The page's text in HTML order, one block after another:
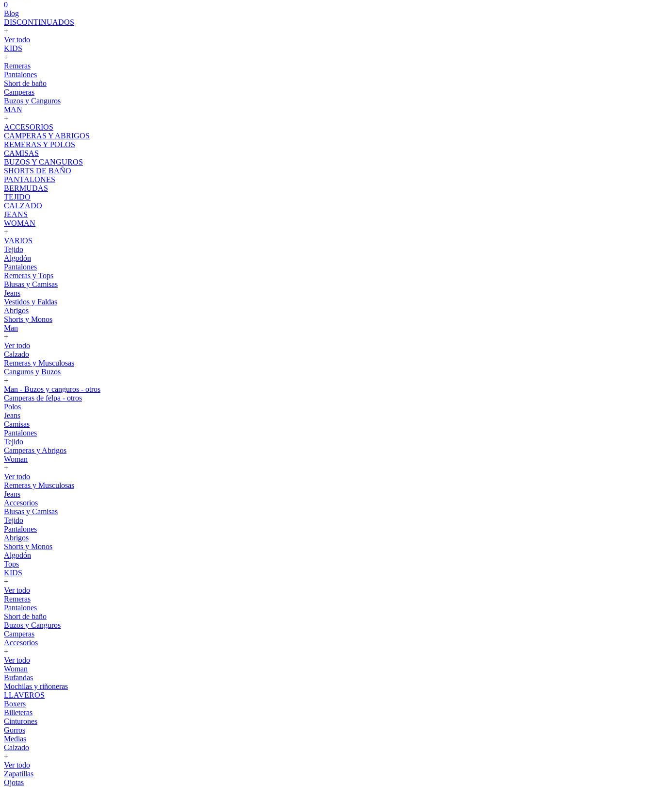
0
Blog
DISCONTINUADOS
+
Ver todo
KIDS
+
Remeras
Pantalones
Short de baño
Camperas
Buzos y Canguros
MAN
+
ACCESORIOS
CAMPERAS Y ABRIGOS
REMERAS Y POLOS
CAMISAS
BUZOS Y CANGUROS
SHORTS DE BAÑO
PANTALONES
BERMUDAS
TEJIDO
CALZADO
JEANS
WOMAN
+
VARIOS
Tejido
Algodón
Pantalones
Remeras y Tops
Blusas y Camisas
Jeans
Vestidos y Faldas
Abrigos
Shorts y Monos
Man
+
Ver todo
Calzado
Remeras y Musculosas
Canguros y Buzos
+
Man - Buzos y canguros - otros
Camperas de felpa - otros
Polos
Jeans
Camisas
Pantalones
Tejido
Camperas y Abrigos
Woman
+
Ver todo
Remeras y Musculosas
Jeans
Accesorios
Blusas y Camisas
Tejido
Pantalones
Abrigos
Shorts y Monos
Algodón
Tops
KIDS
+
Ver todo
Remeras
Pantalones
Short de baño
Buzos y Canguros
Camperas
Accesorios
+
Ver todo
Woman
Bufandas
Mochilas y riñoneras
LLAVEROS
Boxers
Billeteras
Cinturones
Gorros
Medias
Calzado
+
Ver todo
Zapatillas
Ojotas